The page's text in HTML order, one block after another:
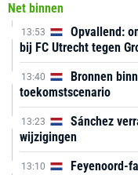
Net binnen
13:53
Opvallend:
bij FC Utrecht tegen
13:40
Bronnen
toekomstscenario
13:23
Sánchez
wijzigingen
13:10
Feyenoord-